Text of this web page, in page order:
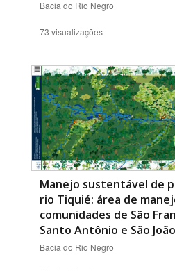
Bacia do Rio Negro
73 visualizações
Manejo sustentável de
rio Tiquié: área de
comunidades de São
Santo Antônio e São João
Bacia do Rio Negro